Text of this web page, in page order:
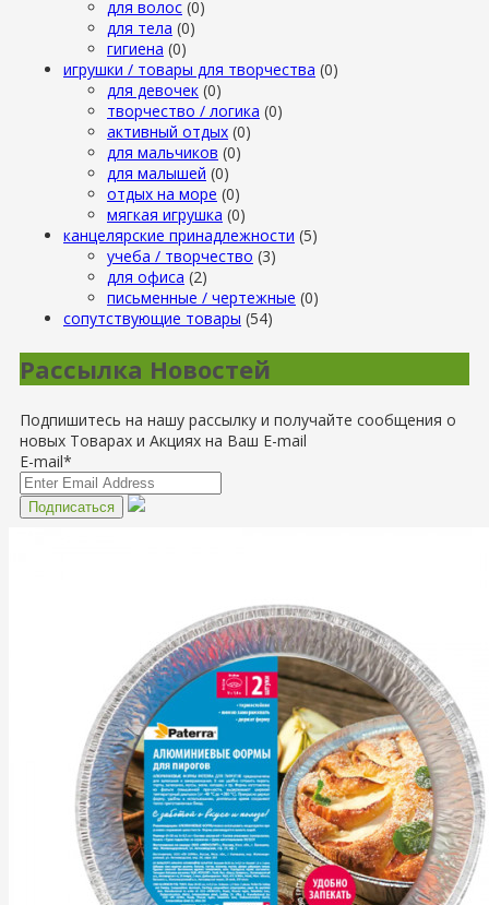
для волос (0)
для тела (0)
гигиена (0)
игрушки / товары для творчества (0)
для девочек (0)
творчество / логика (0)
активный отдых (0)
для мальчиков (0)
для малышей (0)
отдых на море (0)
мягкая игрушка (0)
канцелярские принадлежности (5)
учеба / творчество (3)
для офиса (2)
письменные / чертежные (0)
сопутствующие товары (54)
Рассылка Новостей
Подпишитесь на нашу рассылку и получайте сообщения о
новых Товарах и Акциях на Ваш E-mail
E-mail*